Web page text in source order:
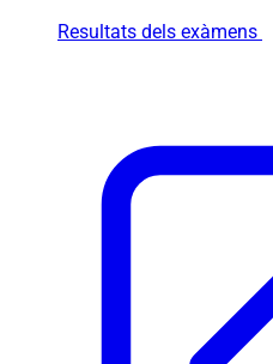
Resultats dels exàmens